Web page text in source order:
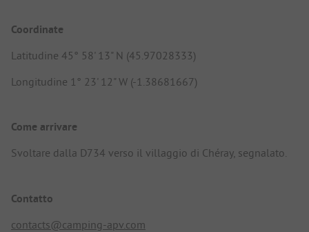
Coordinate
Latitudine 45° 58' 13" N (45.97028333)
Longitudine 1° 23' 12" W (-1.38681667)
Come arrivare
Svoltare dalla D734 verso il villaggio di Chéray, segnalato.
Contatto
contacts@camping-apv.com